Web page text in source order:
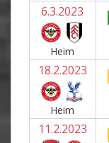
6.3.2023
Heim
18.2.2023
Heim
11.2.2023